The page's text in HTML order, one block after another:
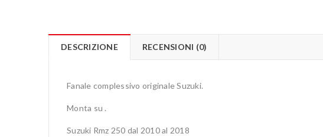
DESCRIZIONE RECENSIONI (0)
Fanale complessivo originale Suzuki.
Monta su .
Suzuki Rmz 250 dal 2010 al 2018